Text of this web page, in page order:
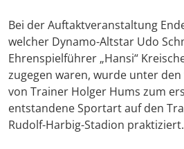
Bei der Auftaktveranstaltung
welcher Dynamo-Altstar Udo
Ehrenspielführer „Hansi“
zugegen waren, wurde unter den
von Trainer Holger Hums zum
entstandene Sportart auf den
Rudolf-Harbig-Stadion praktiziert.